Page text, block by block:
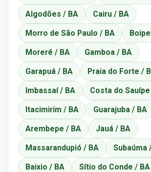
Algodões / BA Cairu / BA
Morro de São Paulo / BA
Moreré / BA Gamboa / BA
Garapuá / BA Praia do Forte /
Imbassaí / BA Costa do
Itacimirim / BA Guarajuba / BA
Arembepe / BA Jauá / BA
Massarandupió / BA Subaúma
Baixio / BA Sítio do Conde / BA